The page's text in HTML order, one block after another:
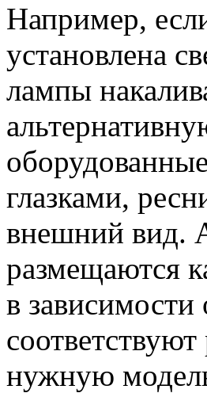
Например,
установлена
лампы
глазками,
внешний вид.
размещаются
в
нужную